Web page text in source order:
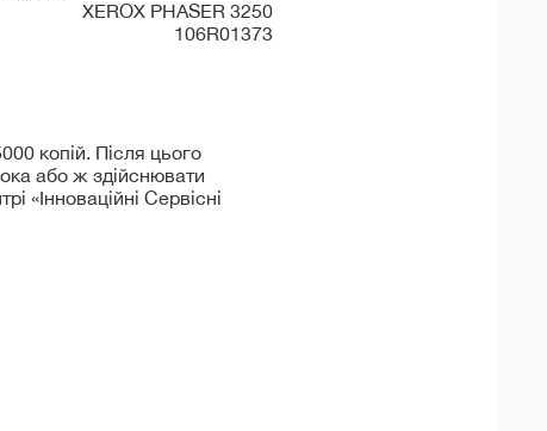
XEROX PHASER 3250
106R01373
копій. Після цього
або ж здійснювати
«Інноваційні Сервісні